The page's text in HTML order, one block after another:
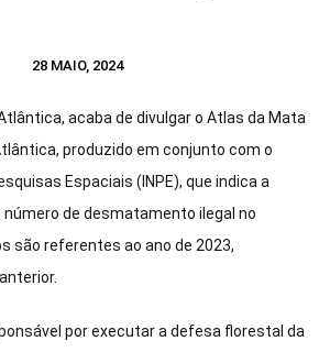
28 MAIO, 2024
acaba de divulgar o Atlas da Mata
produzido em conjunto com o
Espaciais (INPE), que indica a
número de desmatamento ilegal no
são referentes ao ano de 2023,
por executar a defesa florestal da